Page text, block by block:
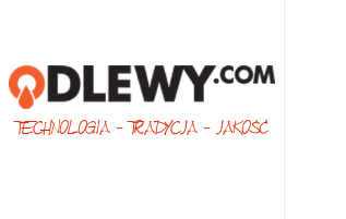
TECHNOLOGIA - TRADYCJA - JAKOŚĆ